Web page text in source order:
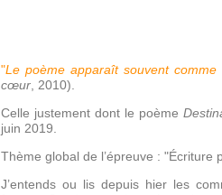
"Le poème apparaît souvent
cœur, 2010).
Celle justement dont le poème
juin 2019.
Thème global de l’épreuve :
J’entends ou lis depuis hier les